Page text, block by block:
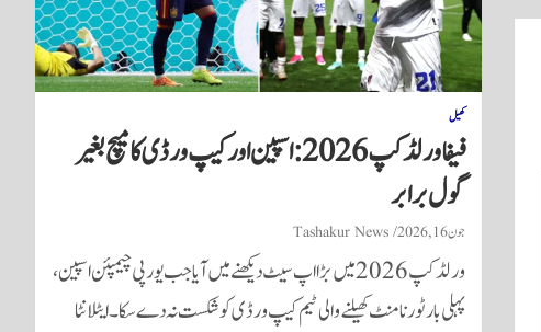
کھیل
فیفا ورلڈ کپ 2026: اسپین اور کیپ ورڈی کا میچ بغیر
گول برابر
جون 16, 2026 Tashakur News
ورلڈ کپ 2026 میں بڑا اپ سیٹ دیکھنے میں آیا جب یورپی چیمپئن اسپین،
پہلی بار ٹورنامنٹ کھیلنے والی ٹیم کیپ ورڈی کو شکست نہ دے سکا۔ ایٹلانٹا